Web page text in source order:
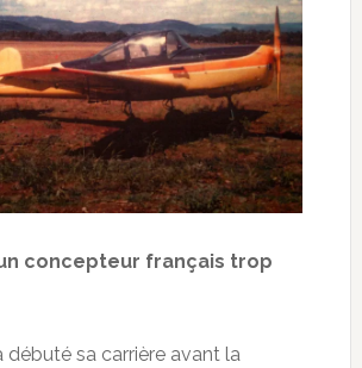
concepteur français trop
débuté sa carrière avant la